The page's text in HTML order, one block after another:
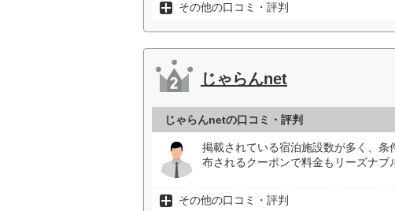
その他の口コミ・評判
じゃらんnet
じゃらんnetの口コミ・評判
掲載されている宿泊施設数が多く、
布されるクーポンで料金もリーズナブ
その他の口コミ・評判